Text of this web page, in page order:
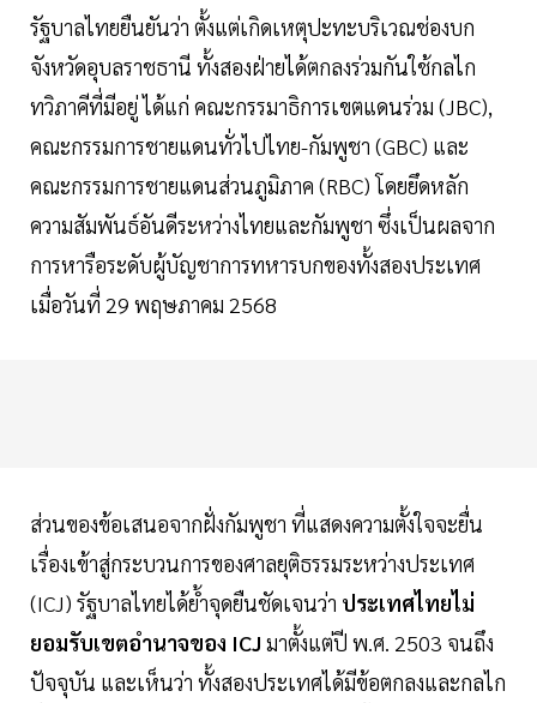
รัฐบาลไทยยืนยันว่า ตั้งแต่เกิดเหตุปะทะบริเวณช่องบก
จังหวัดอุบลราชธานี ทั้งสองฝ่ายได้ตกลงร่วมกันใช้กลไก
ทวิภาคีที่มีอยู่ ได้แก่ คณะกรรมาธิการเขตแดนร่วม (JBC),
คณะกรรมการชายแดนทั่วไปไทย-กัมพูชา (GBC) และ
คณะกรรมการชายแดนส่วนภูมิภาค (RBC) โดยยึดหลัก
ความสัมพันธ์อันดีระหว่างไทยและกัมพูชา ซึ่งเป็นผลจาก
การหารือระดับผู้บัญชาการทหารบกของทั้งสองประเทศ
เมื่อวันที่ 29 พฤษภาคม 2568
ส่วนของข้อเสนอจากฝั่งกัมพูชา ที่แสดงความตั้งใจจะยื่น
เรื่องเข้าสู่กระบวนการของศาลยุติธรรมระหว่างประเทศ
(ICJ) รัฐบาลไทยได้ย้ำจุดยืนชัดเจนว่า ประเทศไทยไม่
ยอมรับเขตอำนาจของ ICJ มาตั้งแต่ปี พ.ศ. 2503 จนถึง
ปัจจุบัน และเห็นว่า ทั้งสองประเทศได้มีข้อตกลงและกลไก